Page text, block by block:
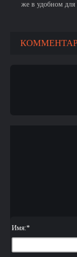
же в удобном для
Имя:*